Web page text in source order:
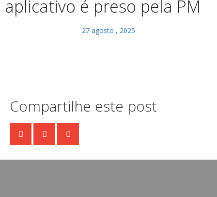
aplicativo é preso pela PM
27 agosto , 2025
Compartilhe este post